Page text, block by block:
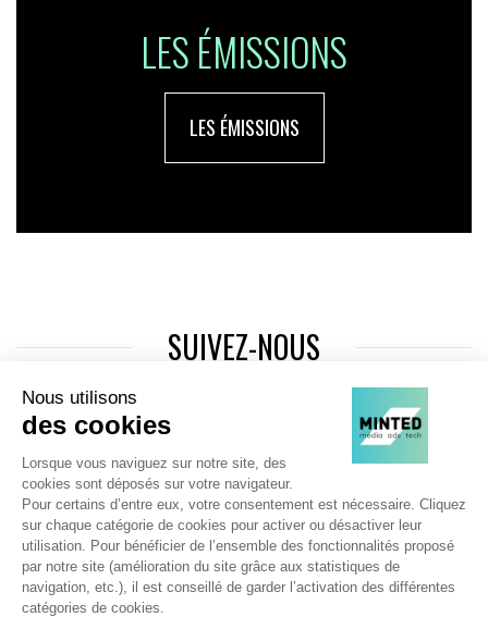
LES ÉMISSIONS
LES ÉMISSIONS
SUIVEZ-NOUS